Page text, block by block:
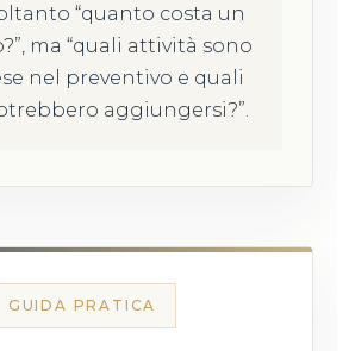
“quanto costa un
ma “quali attività sono
nel preventivo e quali
aggiungersi?”.
GUIDA PRATICA